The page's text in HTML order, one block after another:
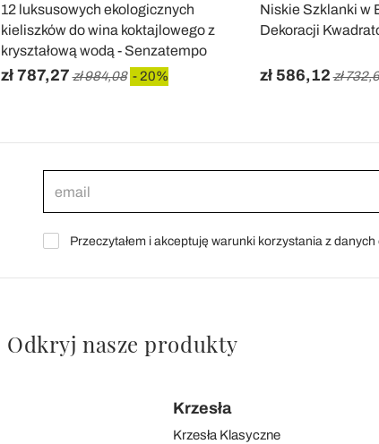
12 luksusowych ekologicznych
kieliszków do wina koktajlowego z
kryształową wodą - Senzatempo
zł 787,27 zł 984,08 - 20%
Niskie Szklanki w
Dekoracji
zł 586,12 zł
Przeczytałem i akceptuję warunki korzystania z
Odkryj nasze produkty
Krzesła
Krzesła Klasyczne